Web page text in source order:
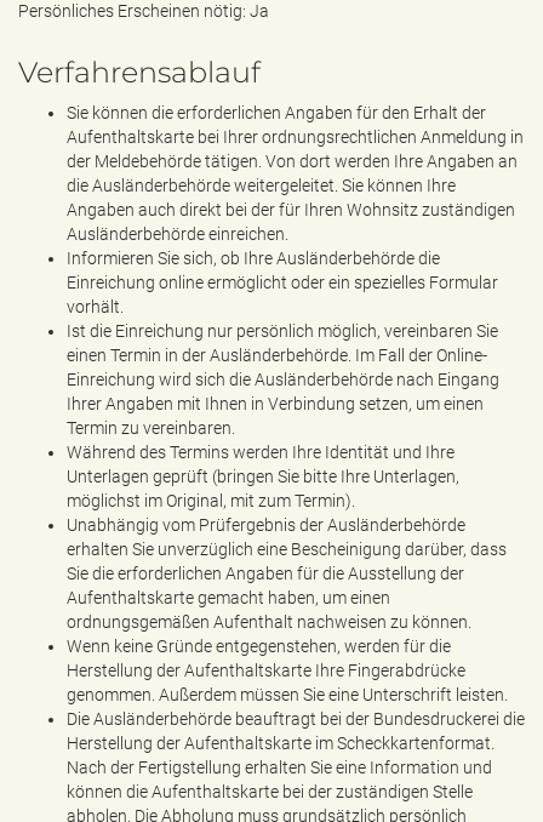
Persönliches Erscheinen nötig: Ja
Verfahrensablauf
Sie können die erforderlichen Angaben für den Erhalt der
Aufenthaltskarte bei Ihrer ordnungsrechtlichen Anmeldung in
der Meldebehörde tätigen. Von dort werden Ihre Angaben an
die Ausländerbehörde weitergeleitet. Sie können Ihre
Angaben auch direkt bei der für Ihren Wohnsitz zuständigen
Ausländerbehörde einreichen.
Informieren Sie sich, ob Ihre Ausländerbehörde die
Einreichung online ermöglicht oder ein spezielles Formular
vorhält.
Ist die Einreichung nur persönlich möglich, vereinbaren Sie
einen Termin in der Ausländerbehörde. Im Fall der Online-
Einreichung wird sich die Ausländerbehörde nach Eingang
Ihrer Angaben mit Ihnen in Verbindung setzen, um einen
Termin zu vereinbaren.
Während des Termins werden Ihre Identität und Ihre
Unterlagen geprüft (bringen Sie bitte Ihre Unterlagen,
möglichst im Original, mit zum Termin).
Unabhängig vom Prüfergebnis der Ausländerbehörde
erhalten Sie unverzüglich eine Bescheinigung darüber, dass
Sie die erforderlichen Angaben für die Ausstellung der
Aufenthaltskarte gemacht haben, um einen
ordnungsgemäßen Aufenthalt nachweisen zu können.
Wenn keine Gründe entgegenstehen, werden für die
Herstellung der Aufenthaltskarte Ihre Fingerabdrücke
genommen. Außerdem müssen Sie eine Unterschrift leisten.
Die Ausländerbehörde beauftragt bei der Bundesdruckerei die
Herstellung der Aufenthaltskarte im Scheckkartenformat.
Nach der Fertigstellung erhalten Sie eine Information und
können die Aufenthaltskarte bei der zuständigen Stelle
abholen. Die Abholung muss grundsätzlich persönlich